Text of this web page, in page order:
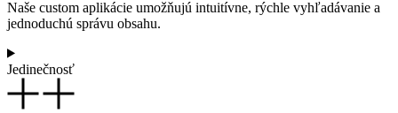
Naše custom aplikácie umožňujú intuitívne, rýchle vyhľadávanie a
jednoduchú správu obsahu.
Jedinečnosť